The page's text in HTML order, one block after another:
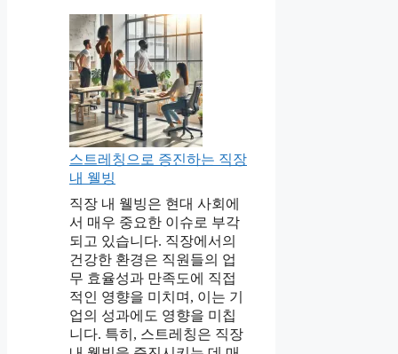
스트레칭으로 증진하는 직장
내 웰빙
직장 내 웰빙은 현대 사회에
서 매우 중요한 이슈로 부각
되고 있습니다. 직장에서의
건강한 환경은 직원들의 업
무 효율성과 만족도에 직접
적인 영향을 미치며, 이는 기
업의 성과에도 영향을 미칩
니다. 특히, 스트레칭은 직장